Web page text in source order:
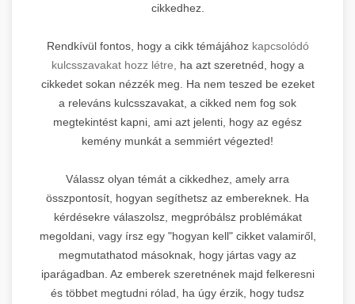
cikkedhez.
Rendkívül fontos, hogy a cikk témájához kapcsolódó
kulcsszavakat hozz létre, ha azt szeretnéd, hogy a
cikkedet sokan nézzék meg. Ha nem teszed be ezeket
a releváns kulcsszavakat, a cikked nem fog sok
megtekintést kapni, ami azt jelenti, hogy az egész
kemény munkát a semmiért végezted!
Válassz olyan témát a cikkedhez, amely arra
összpontosít, hogyan segíthetsz az embereknek. Ha
kérdésekre válaszolsz, megpróbálsz problémákat
megoldani, vagy írsz egy "hogyan kell" cikket valamiről,
megmutathatod másoknak, hogy jártas vagy az
iparágadban. Az emberek szeretnének majd felkeresni
és többet megtudni rólad, ha úgy érzik, hogy tudsz